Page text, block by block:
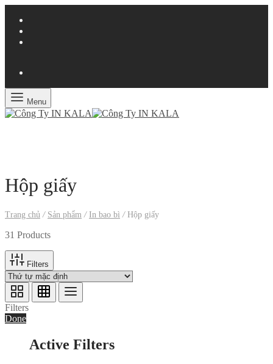
Menu
Hộp giấy
Trang chủ / Sản phẩm / In bao bì /Hộp giấy
31 Products
Filters
Filters
Done
Active Filters